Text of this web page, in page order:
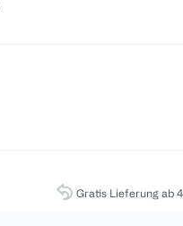
Gratis Lieferung ab